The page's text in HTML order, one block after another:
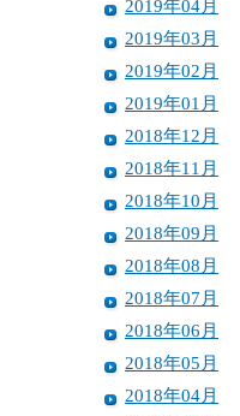
2019年04月
2019年03月
2019年02月
2019年01月
2018年12月
2018年11月
2018年10月
2018年09月
2018年08月
2018年07月
2018年06月
2018年05月
2018年04月